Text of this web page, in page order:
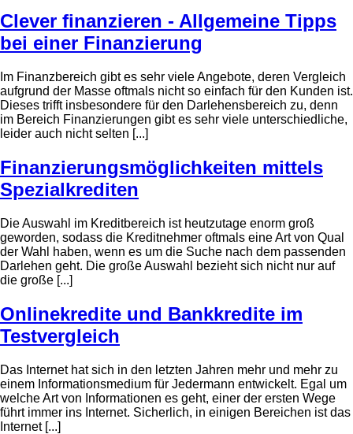
Clever finanzieren - Allgemeine Tipps
bei einer Finanzierung
Im Finanzbereich gibt es sehr viele Angebote, deren Vergleich
aufgrund der Masse oftmals nicht so einfach für den Kunden ist.
Dieses trifft insbesondere für den Darlehensbereich zu, denn
im Bereich Finanzierungen gibt es sehr viele unterschiedliche,
leider auch nicht selten [...]
Finanzierungsmöglichkeiten mittels
Spezialkrediten
Die Auswahl im Kreditbereich ist heutzutage enorm groß
geworden, sodass die Kreditnehmer oftmals eine Art von Qual
der Wahl haben, wenn es um die Suche nach dem passenden
Darlehen geht. Die große Auswahl bezieht sich nicht nur auf
die große [...]
Onlinekredite und Bankkredite im
Testvergleich
Das Internet hat sich in den letzten Jahren mehr und mehr zu
einem Informationsmedium für Jedermann entwickelt. Egal um
welche Art von Informationen es geht, einer der ersten Wege
führt immer ins Internet. Sicherlich, in einigen Bereichen ist das
Internet [...]